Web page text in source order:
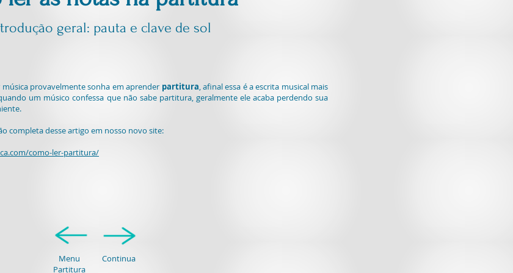
geral: pauta e clave de sol
provavelmente sonha em aprender partitura, afinal essa é a escrita musical mais
um músico confessa que não sabe partitura, geralmente ele acaba perdendo sua
completa desse artigo em nosso novo site:
como-ler-partitura/
Continua
Menu
Partitura